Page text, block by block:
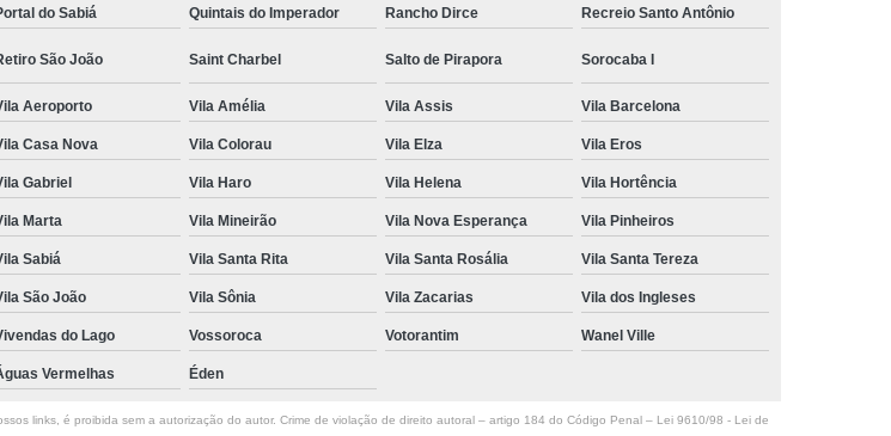
do Sabiá Quintais do Imperador Rancho Dirce Recreio Santo Antônio
São João Saint Charbel Salto de Pirapora Sorocaba I
Aeroporto Vila Amélia Vila Assis Vila Barcelona
Casa Nova Vila Colorau Vila Elza Vila Eros
Gabriel Vila Haro Vila Helena Vila Hortência
Marta Vila Mineirão Vila Nova Esperança Vila Pinheiros
Sabiá Vila Santa Rita Vila Santa Rosália Vila Santa Tereza
São João Vila Sônia Vila Zacarias Vila dos Ingleses
do Lago Vossoroca Votorantim Wanel Ville
Vermelhas Éden
links, é proibida sem a autorização do autor. Crime de violação de direito autoral – artigo 184 do Código Penal – Lei 9610/98 - Lei de